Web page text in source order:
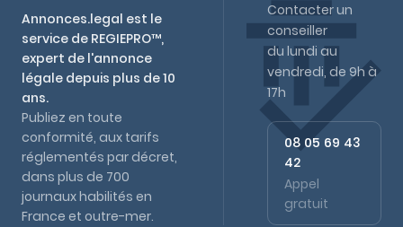
Annonces.legal est le
service de REGIEPRO™,
expert de l'annonce
légale depuis plus de 10
ans.
Publiez en toute
conformité, aux tarifs
réglementés par décret,
dans plus de 700
journaux habilités en
France et outre-mer.
Contacter un
conseiller
du lundi au
vendredi, de 9h à
17h
08 05 69 43
42
Appel
gratuit